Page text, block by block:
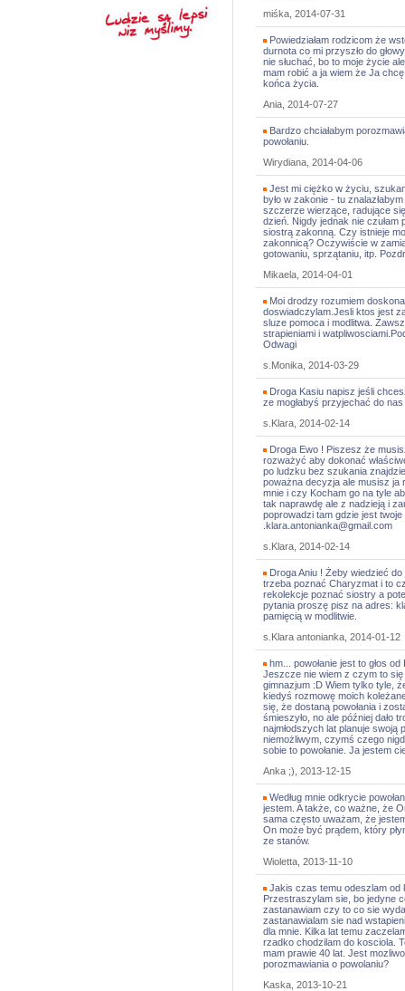
miśka, 2014-07-31
Powiedziałam rodzicom że
durnota co mi przyszło do
nie słuchać, bo to moje życie
mam robić a ja wiem że Ja
końca życia.
Ania, 2014-07-27
Bardzo chciałabym
powołaniu.
Wirydiana, 2014-04-06
Jest mi ciężko w życiu,
było w zakonie - tu
szczerze wierzące, radujące
dzień. Nigdy jednak nie czułam
siostrą zakonną. Czy istnieje
zakonnicą? Oczywiście w
gotowaniu, sprzątaniu, itp.
Mikaela, 2014-04-01
Moi drodzy rozumiem
doswiadczylam.Jesli ktos jest
sluze pomoca i modlitwa.
strapieniami i
Odwagi
s.Monika, 2014-03-29
Droga Kasiu napisz jeśli
ze mogłabyś przyjechać do
s.Klara, 2014-02-14
Droga Ewo ! Piszesz że
rozważyć aby dokonać
po ludzku bez szukania
poważna decyzja ale musisz
mnie i czy Kocham go na tyle
tak naprawdę ale z nadzieją i
poprowadzi tam gdzie jest
.klara.antonianka@gmail.com
s.Klara, 2014-02-14
Droga Aniu ! Żeby wiedzieć
trzeba poznać Charyzmat i to
rekolekcje poznać siostry a
pytania proszę pisz na adres:
pamięcią w modlitwie.
s.Klara antonianka, 2014-01-12
hm... powołanie jest to głos
Jeszcze nie wiem z czym to
gimnazjum :D Wiem tylko tyle,
kiedyś rozmowę moich
się, że dostaną powołania i
śmieszyło, no ale później dało
najmłodszych lat planuje swoją
niemożliwym, czymś czego
sobie to powołanie. Ja jestem
Anka ;), 2013-12-15
Według mnie odkrycie
jestem. A także, co ważne, że
sama często uważam, że
On może być prądem, który
ze stanów.
Wioletta, 2013-11-10
Jakis czas temu odeszlam od
Przestraszylam sie, bo jedyne
zastanawiam czy to co sie
zastanawialam sie nad
dla mnie. Kilka lat temu
rzadko chodzilam do kosciola.
mam prawie 40 lat. Jest
porozmawiania o powolaniu?
Kaska, 2013-10-21